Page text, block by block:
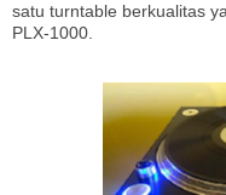
satu turntable berkualitas
PLX-1000.